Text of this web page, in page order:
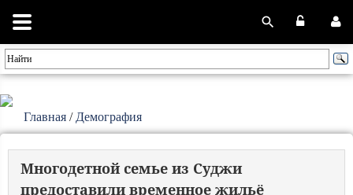
Главная / Демография
Многодетной семье из Суджи
предоставили временное жильё